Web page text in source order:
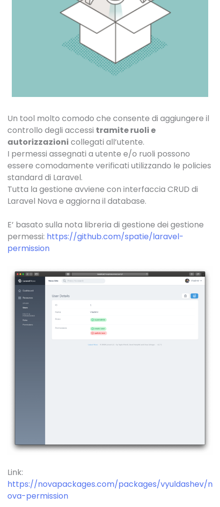
Un tool molto comodo che consente di aggiungere il
controllo degli accessi tramite ruoli e
autorizzazioni collegati all’utente.
I permessi assegnati a utente e/o ruoli possono
essere comodamente verificati utilizzando le policies
standard di Laravel.
Tutta la gestione avviene con interfaccia CRUD di
Laravel Nova e aggiorna il database.
E’ basato sulla nota libreria di gestione dei gestione
permessi: https://github.com/spatie/laravel-
permission
Link:
https://novapackages.com/packages/vyuldashev/n
ova-permission